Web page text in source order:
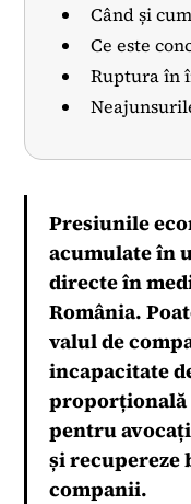
Când și
Ce este
Ruptura în
Presiunile
acumulate în
directe în
România.
valul de
incapacitate
proporțională
pentru
și recupereze
companii.